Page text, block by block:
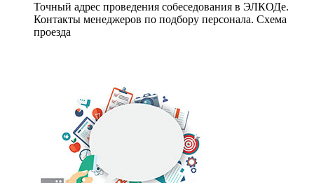
Точный адрес проведения собеседования в ЭЛКОДе.
Контакты менеджеров по подбору персонала. Схема
проезда